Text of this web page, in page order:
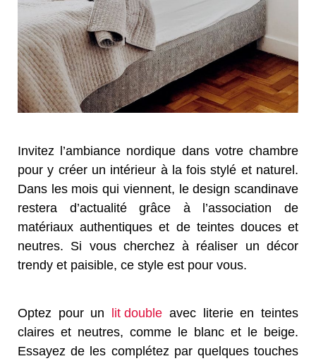
Invitez l’ambiance nordique dans votre chambre
pour y créer un intérieur à la fois stylé et naturel.
Dans les mois qui viennent, le design scandinave
restera d’actualité grâce à l’association de
matériaux authentiques et de teintes douces et
neutres. Si vous cherchez à réaliser un décor
trendy et paisible, ce style est pour vous.
Optez pour un lit double avec literie en teintes
claires et neutres, comme le blanc et le beige.
Essayez de les complétez par quelques touches